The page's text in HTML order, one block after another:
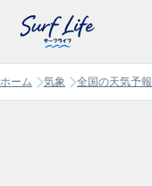
ホーム 気象 全国の天気予報